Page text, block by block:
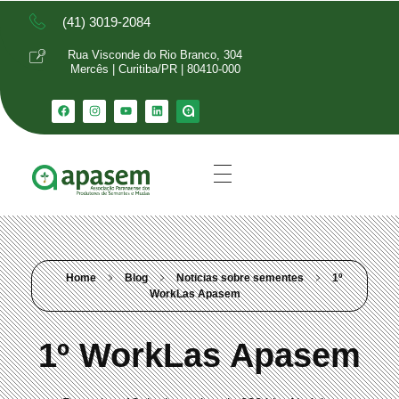
(41) 3019-2084
Rua Visconde do Rio Branco, 304
Mercês | Curitiba/PR | 80410-000
Home Blog Noticias sobre sementes
1º
WorkLas Apasem
1º WorkLas Apasem